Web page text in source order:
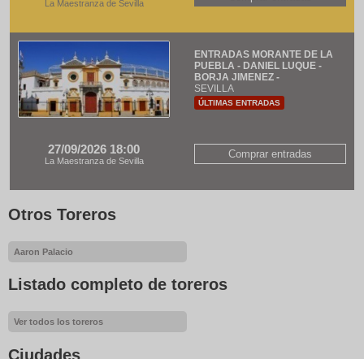
La Maestranza de Sevilla
ENTRADAS MORANTE DE LA
PUEBLA - DANIEL LUQUE -
BORJA JIMENEZ -
SEVILLA
ÚLTIMAS ENTRADAS
27/09/2026 18:00
La Maestranza de Sevilla
Comprar entradas
Otros Toreros
Aaron Palacio
Listado completo de toreros
Ver todos los toreros
Ciudades